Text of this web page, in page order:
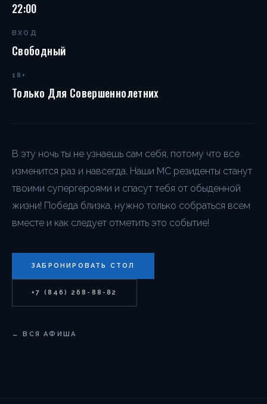
22:00
ВХОД
Свободный
18+
Только Для Совершеннолетних
В эту ночь ты не узнаешь сам себя, потому что все
изменится раз и навсегда. Наши MC резиденты станут
твоими супергероями и спасут тебя от обыденной
жизни! Победа близка, нужно только собраться всем
вместе и как следует отметить это событие!
ЗАБРОНИРОВАТЬ СТОЛ
+7 (846) 268-88-82
← ВСЯ АФИША